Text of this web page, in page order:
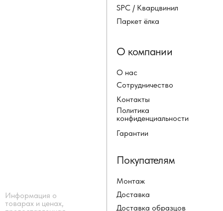
Информация о
товарах и ценах,
SPC / Кварцвинил
Паркет ёлка
О нас
Сотрудничество
Контакты
Политика
конфиденциальности
О компании
Монтаж
Доставка
Доставка образцов
Покупателям
Гарантии